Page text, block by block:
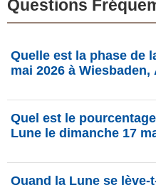
Questions
Quelle est la phase de
mai 2026 à Wiesbaden,
Lune est dans la phase
d'illumination, elle a 1.27
Quel est le
Lune le dimanche 17
Quand la Lune se